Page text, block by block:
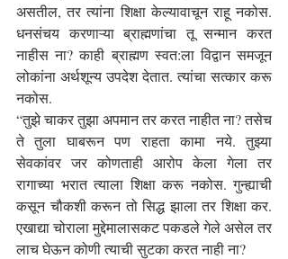
असतील, तर त्यांना शिक्षा केल्यावाचून राहू नकोस.
धनसंचय करणाऱ्या ब्राह्मणांचा तू सन्मान करत
नाहीस ना? काही ब्राह्मण स्वत:ला विद्वान समजून
लोकांना अर्थशून्य उपदेश देतात. त्यांचा सत्कार करू
नकोस.
“तुझे चाकर तुझा अपमान तर करत नाहीत ना? तसेच
ते तुला घाबरून पण राहता कामा नये. तुझ्या
सेवकांवर जर कोणताही आरोप केला गेला तर
रागाच्या भरात त्याला शिक्षा करू नकोस. गुन्ह्याची
कसून चौकशी करून तो सिद्ध झाला तर शिक्षा कर.
एखाद्या चोराला मुद्देमालासकट पकडले गेले असेल तर
लाच घेऊन कोणी त्याची सुटका करत नाही ना?